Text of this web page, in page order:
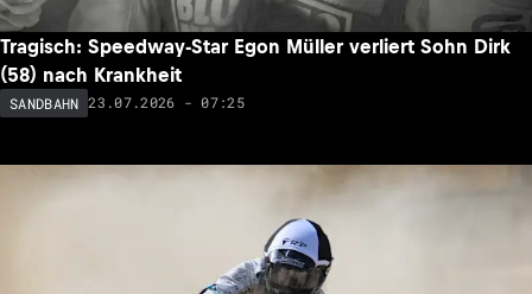
Tragisch: Speedway-Star Egon Müller verliert Sohn Dirk
(58) nach Krankheit
SANDBAHN 23.07.2026 - 07:25